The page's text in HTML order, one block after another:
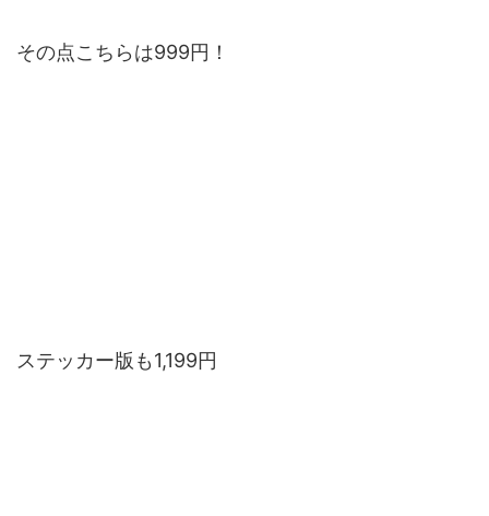
その点こちらは999円！
ステッカー版も1,199円